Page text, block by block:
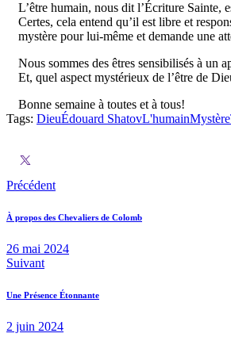
L’être humain, nous dit l’Écriture Sainte,
Certes, cela entend qu’il est libre et
mystère pour lui-même et demande une
Nous sommes des êtres sensibilisés à
Et, quel aspect mystérieux de l’être de
Bonne semaine à toutes et à tous!
Tags: DieuÉdouard ShatovL'humainMystère
Précédent
À propos des Chevaliers de Colomb
26 mai 2024
Suivant
Une Présence Étonnante
2 juin 2024